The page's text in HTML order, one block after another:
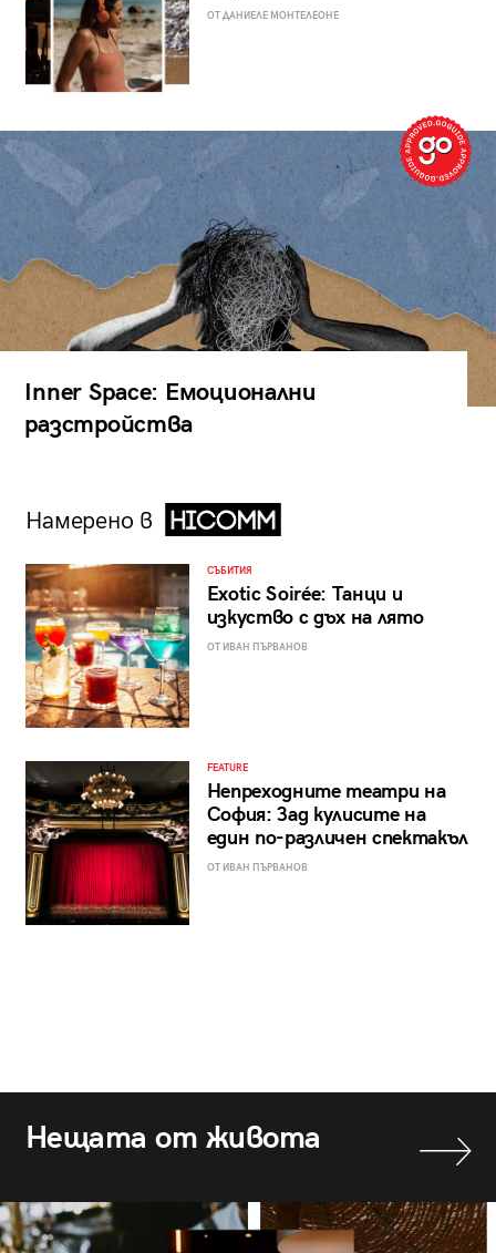
ОТ ДАНИЕЛЕ МОНТЕЛЕОНЕ
Inner Space: Емоционални
разстройства
Намерено в
СЪБИТИЯ
Exotic Soirée: Танци и
изкуство с дъх на лято
ОТ ИВАН ПЪРВАНОВ
FEATURE
Непреходните театри на
София: Зад кулисите на
един по-различен спектакъл
ОТ ИВАН ПЪРВАНОВ
Нещата от живота